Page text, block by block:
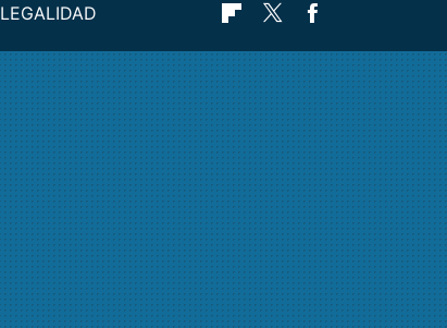
LEGALIDAD
Flipboard
Twitter